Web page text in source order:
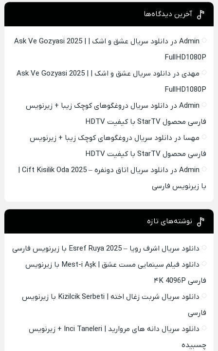
آخرین دیدگاه‌ها
Adminدر
دانلود سریال عشق و اشک | Ask Ve Gozyasi 2025 |
FullHD1080P
مهدیدر
دانلود سریال عشق و اشک | Ask Ve Gozyasi 2025 |
FullHD1080P
Adminدر دانلود سریال دروغگوهای کوچک زیبا + زیرنویس
فارسی محصول StarTV با کیفیت HDTV
مهسا در دانلود سریال دروغگوهای کوچک زیبا + زیرنویس
فارسی محصول StarTV با کیفیت HDTV
Adminدر
دانلود سریال اتاق دونفره – Cift Kisilik Oda 2025 |
با زیرنویس فارسی
نوشته‌های تازه
دانلود سریال اشرف رویا – Esref Ruya 2025 با زیرنویس فارسی
دانلود فیلم سینمایی مست عشق | Mest-i Aşk با زیرنویس
فارسی ۴K 4096P
دانلود سریال شربت زغال اخته | Kizilcik Serbeti با زیرنویس
فارسی
دانلود سریال دانه های مروارید | Inci Taneleri + زیرنویس
چسبیده